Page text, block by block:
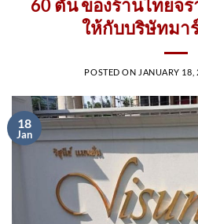
60 ตัน ของร้านไทยจ
ให้กับบริษัทมา
POSTED ON JANUARY 18,
18
Jan